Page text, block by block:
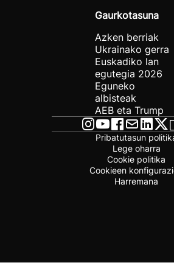
Gaurkotasuna
Azken berriak
Ukrainako gerra
Euskadiko lan
egutegia 2026
Eguneko
albisteak
AEB eta Trump
Pribatutasun
Lege oharra
Cookie politika
Cookieen
Harremana